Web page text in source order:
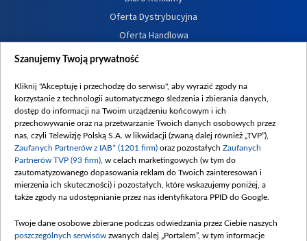
Oferta Dystrybucyjna
Oferta Handlowa
Dostępność
Procedura zgłoszeń wewnętrznych
Szanujemy Twoją prywatność
Kliknij "Akceptuję i przechodzę do serwisu", aby wyrazić zgody na
korzystanie z technologii automatycznego śledzenia i zbierania danych,
dostęp do informacji na Twoim urządzeniu końcowym i ich
przechowywanie oraz na przetwarzanie Twoich danych osobowych przez
nas, czyli Telewizję Polską S.A. w likwidacji (zwaną dalej również „TVP”),
Zaufanych Partnerów z IAB* (1201 firm) oraz pozostałych Zaufanych
Partnerów TVP (93 firm) , w celach marketingowych (w tym do
zautomatyzowanego dopasowania reklam do Twoich zainteresowań i
mierzenia ich skuteczności) i pozostałych, które wskazujemy poniżej, a
także zgody na udostępnianie przez nas identyfikatora PPID do Google.
Twoje dane osobowe zbierane podczas odwiedzania przez Ciebie naszych
poszczególnych serwisów zwanych dalej „Portalem”, w tym informacje